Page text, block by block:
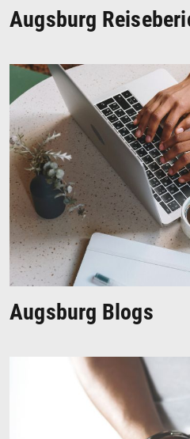
Augsburg
Augsburg Blogs